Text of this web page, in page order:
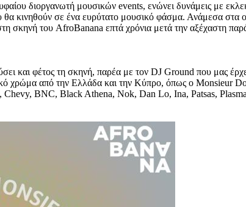
διοργανωτή μουσικών events, ενώνει δυνάμεις με
κινηθούν σε ένα ευρύτατο μουσικό φάσμα. Ανάμεσα
σκηνή του AfroBanana επτά χρόνια μετά την αξέχαστη
και φέτος τη σκηνή, παρέα με τον DJ Ground που μας
χρώμα από την Ελλάδα και την Κύπρο, όπως ο Monsieur
BNC, Black Athena, Nok, Dan Lo, Ina, Patsas,